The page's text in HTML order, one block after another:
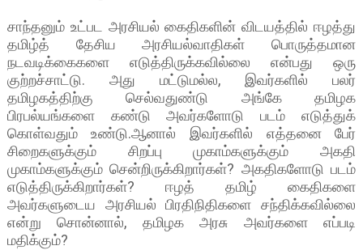
சாந்தனும் உட்பட அரசியல் கைதிகளின் விடயத்தில் ஈழத்து
தமிழ்த் தேசிய அரசியல்வாதிகள் பொருத்தமான
நடவடிக்கைகளை எடுத்திருக்கவில்லை என்பது ஒரு
குற்றச்சாட்டு. அது மட்டுமல்ல, இவர்களில் பலர்
தமிழகத்திற்கு செல்வதுண்டு அங்கே தமிழக
பிரபல்யங்களை கண்டு அவர்களோடு படம் எடுத்துக்
கொள்வதும் உண்டு.ஆனால் இவர்களில் எத்தனை பேர்
சிறைகளுக்கும் சிறப்பு முகாம்களுக்கும் அகதி
முகாம்களுக்கும் சென்றிருக்கிறார்கள்? அகதிகளோடு படம்
எடுத்திருக்கிறார்கள்? ஈழத் தமிழ் கைதிகளை
அவர்களுடைய அரசியல் பிரதிநிதிகளை சந்திக்கவில்லை
என்று சொன்னால், தமிழக அரசு அவர்களை எப்படி
மதிக்கும்?